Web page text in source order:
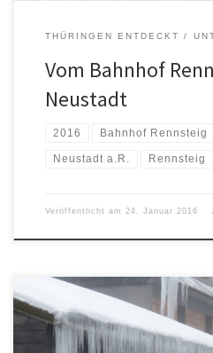
THÜRINGEN ENTDECKT
Vom Bahnhof
Neustadt
2016 Bahnhof Rennsteig
Neustadt a.R. Rennsteig
Veröffentlicht am 24. Januar 2016